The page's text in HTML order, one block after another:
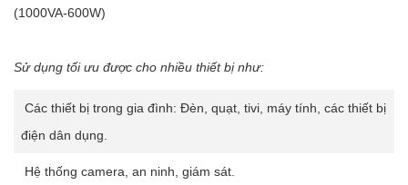
(1000VA-600W)
Sử dụng tối ưu được cho nhiều thiết bị như:
Các thiết bị trong gia đình: Đèn, quạt, tivi, máy tính, các thiết bị
điện dân dụng.
Hệ thống camera, an ninh, giám sát.